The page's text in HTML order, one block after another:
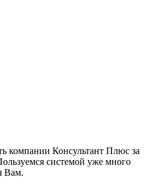
компании Консультант Плюс за
системой уже много
Вам.